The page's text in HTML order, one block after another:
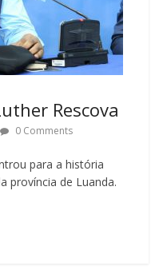
Rescova
0 Comments
para a história
província de Luanda.